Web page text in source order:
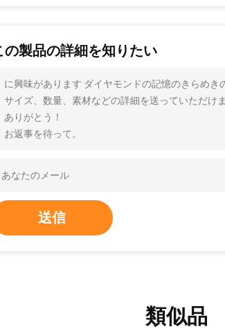
の製品の詳細を知りたい
に興味があります ダイヤモンドの記憶のきらめき
サイズ、数量、素材などの詳細を送っていただけま
ありがとう！
お返事を待って。
送信
類似品